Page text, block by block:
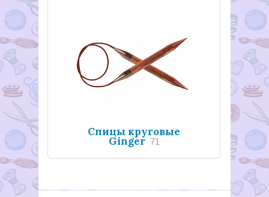
Спицы круговые
Ginger 71